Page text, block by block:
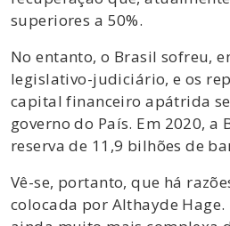
superiores a 50%.
No entanto, o Brasil sofreu,
legislativo-judiciário, e os
capital financeiro apátrida
governo do País. Em 2020, a
reserva de 11,9 bilhões de
Vê-se, portanto, que há
colocada por Althayde Hage.